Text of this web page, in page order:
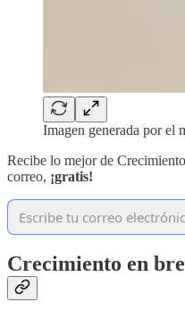
Imagen generada por el
Recibe lo mejor de
correo, ¡gratis!
Crecimiento en